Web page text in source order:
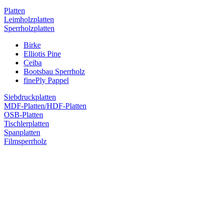
Platten
Leimholzplatten
Sperrholzplatten
Birke
Elliotis Pine
Ceiba
Bootsbau Sperrholz
finePly Pappel
Siebdruckplatten
MDF-Platten/HDF-Platten
OSB-Platten
Tischlerplatten
Spanplatten
Filmsperrholz